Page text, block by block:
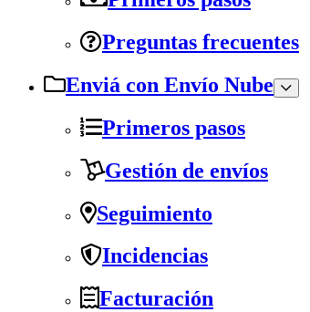
Preguntas frecuentes
Enviá con Envío Nube
Primeros pasos
Gestión de envíos
Seguimiento
Incidencias
Facturación